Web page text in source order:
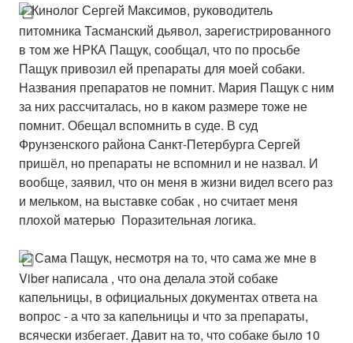
Кинолог Сергей Максимов, руководитель
питомника Тасманский дьявол, зарегистрированного
в том же НРКА Пащук, сообщал, что по просьбе
Пащук привозил ей препараты для моей собаки.
Названия препаратов не помнит. Мария Пащук с ним
за них рассчиталась, но в каком размере тоже не
помнит. Обещал вспомнить в суде. В суд
Фрунзенского района Санкт-Петербурга Сергей
пришёл, но препараты не вспомнил и не назвал. И
вообще, заявил, что он меня в жизни видел всего раз
и мельком, на выставке собак , но считает меня
плохой матерью Поразительная логика.
Сама Пащук, несмотря на то, что сама же мне в
Viber написала , что она делала этой собаке
капельницы, в официальных документах ответа на
вопрос - а что за капельницы и что за препараты,
всячески избегает. Давит на то, что собаке было 10